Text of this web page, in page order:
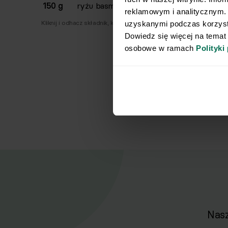
reklamowym i
uzyskanymi podczas
Dowiedz się więcej na
osobowe w ramach Polityki
150 g ryżu basmati
Kliknij i odhacz składnik, który już masz.